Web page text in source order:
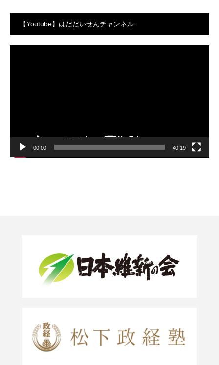
【Youtube】はだだいせんチャンネル
動
00:00 40:19